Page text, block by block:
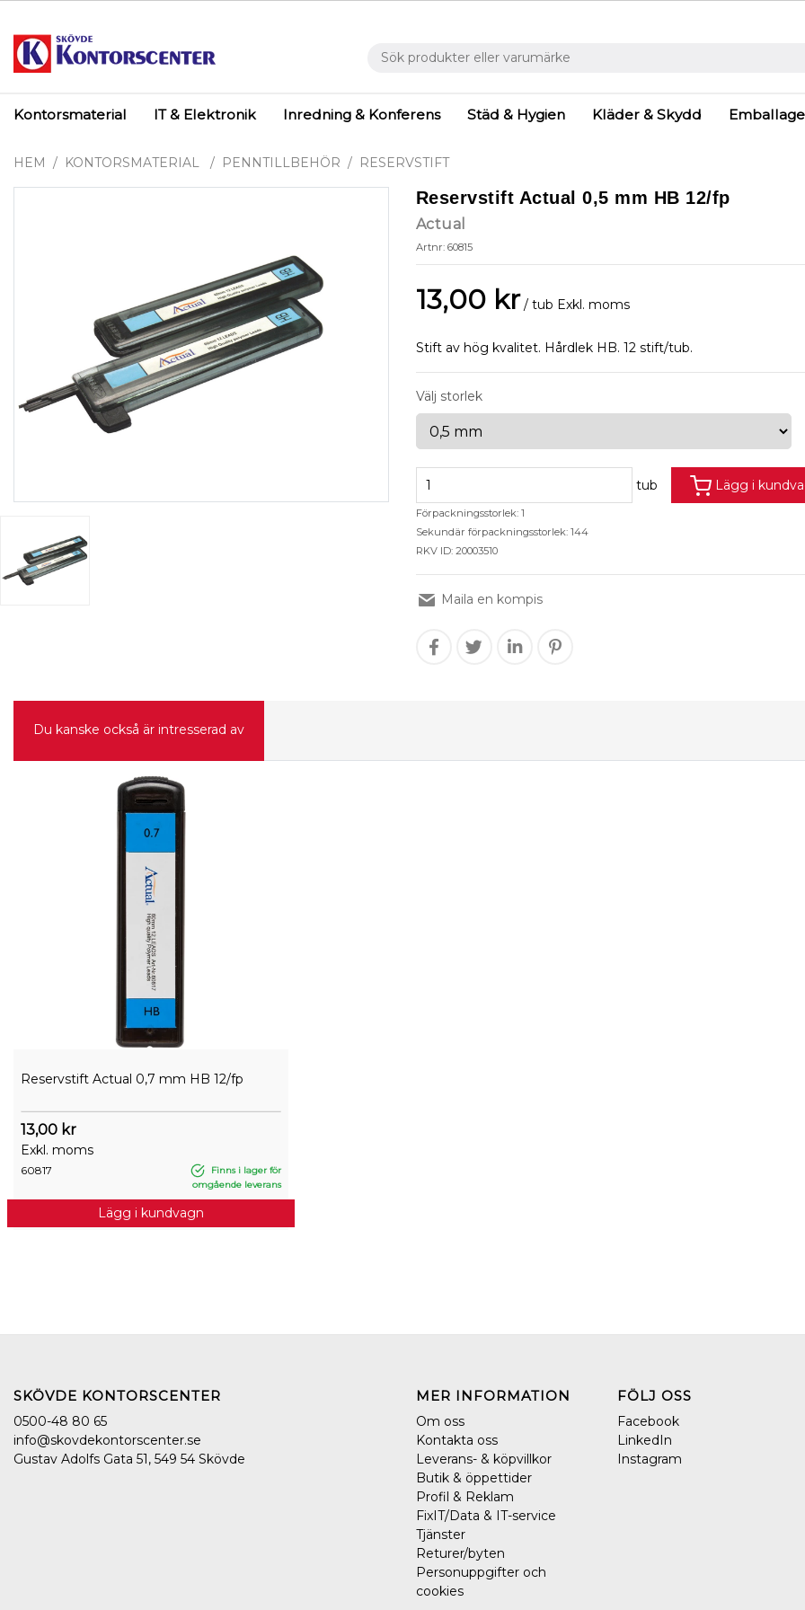
Kontorsmaterial IT & Elektronik Inredning & Konferens Städ & Hygien Kläder & Skydd Emballage
HEM KONTORSMATERIAL PENNTILLBEHÖR RESERVSTIFT
Reservstift Actual 0,5 mm HB 12/fp
Actual
Artnr: 60815
13,00 kr / tub Exkl. moms
Stift av hög kvalitet. Hårdlek HB. 12 stift/tub.
Välj storlek
tub
Förpackningsstorlek: 1
Sekundär förpackningsstorlek: 144
RKV ID: 20003510
Lägg i
Maila en kompis
Du kanske också är intresserad av
Reservstift Actual 0,7 mm HB 12/fp
13,00 kr
Exkl. moms
60817
Finns i lager för
omgående leverans
Lägg i kundvagn
SKÖVDE KONTORSCENTER
0500-48 80 65
info@skovdekontorscenter.se
Gustav Adolfs Gata 51, 549 54 Skövde
MER INFORMATION
Om oss
Kontakta oss
Leverans- & köpvillkor
Butik & öppettider
Profil & Reklam
FixIT/Data & IT-service
Tjänster
Returer/byten
Personuppgifter och
cookies
FÖLJ OSS
Facebook
LinkedIn
Instagram